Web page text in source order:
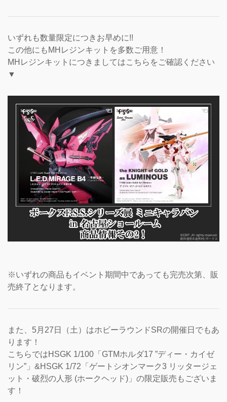
いずれも数量限定につきお早めに!!
この他にもMHレジンキットを多数ご用意！
MHレジンキットにつきましてはこちらをご確認ください
▼
※いずれの商品もイベント期間中であっても完売次第、販
売終了となります。
また、5月27日（土）はホビーラウンドSRの開催日でもあ
ります！
こちらではHSGK 1/100「GTMホルダ17 ”ディー・カイゼ
リン”」&HSGK 1/72「ゲートシオンマーク3 リッタージェ
ット・破烈の人形 (ホークヘッド)」の限定販売もございま
す！